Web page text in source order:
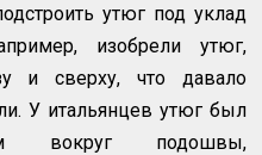
утюг под уклад
изобрели утюг,
и сверху, что давало
У итальянцев утюг был
вокруг подошвы,